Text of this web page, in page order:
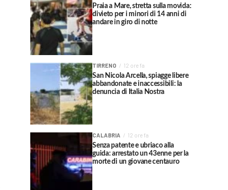
Praia a Mare, stretta sulla movida:
divieto per i minori di 14 anni di
andare in giro di notte
TIRRENO 12 ore fa
San Nicola Arcella, spiagge libere
abbandonate e inaccessibili: la
denuncia di Italia Nostra
CALABRIA 12 ore fa
Senza patente e ubriaco alla
guida: arrestato un 43enne per la
morte di un giovane centauro